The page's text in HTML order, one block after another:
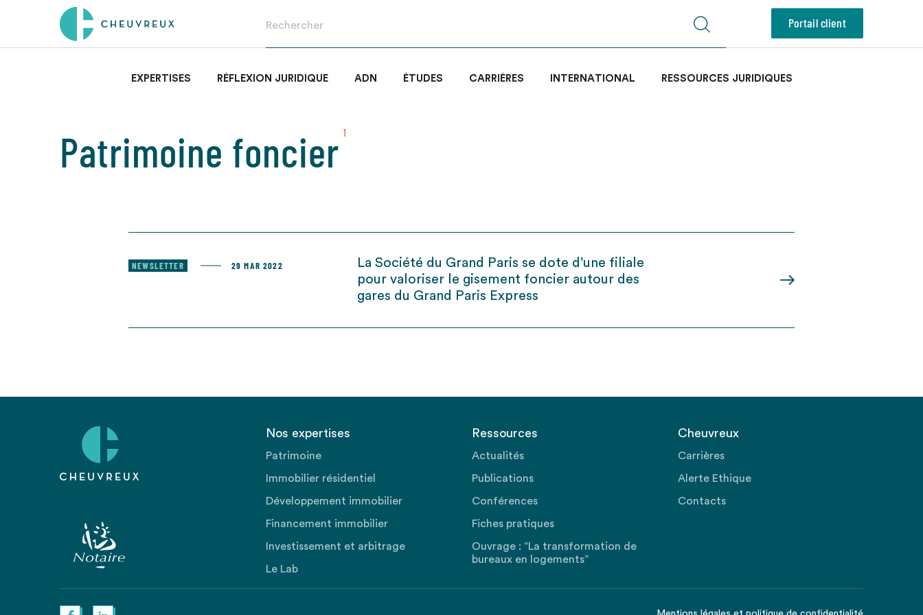
Portail client
EXPERTISES RÉFLEXION JURIDIQUE ADN ÉTUDES CARRIÈRES INTERNATIONAL RESSOURCES JURIDIQUES
Patrimoine foncier 1
NEWSLETTER 29 MAR 2022
La Société du Grand Paris se dote d’une filiale
pour valoriser le gisement foncier autour des
gares du Grand Paris Express
Nos expertises
Patrimoine
Immobilier résidentiel
Développement immobilier
Financement immobilier
Investissement et arbitrage
Le Lab
Ressources
Actualités
Publications
Conférences
Fiches pratiques
Ouvrage : “La transformation de
bureaux en logements”
Cheuvreux
Carrières
Alerte Ethique
Contacts